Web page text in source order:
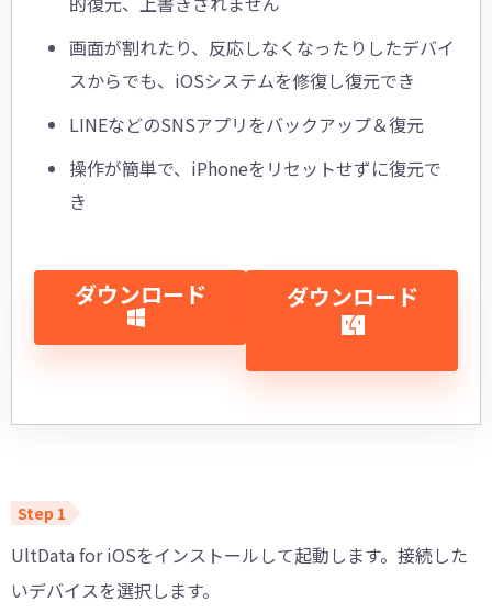
画面が割れたり、反応しなくなったりしたデバイ
スからでも、iOSシステムを修復し復元でき
LINEなどのSNSアプリをバックアップ＆復元
操作が簡単で、iPhoneをリセットせずに復元で
き
ダウンロード ダウンロード
UltData for iOSをインストールして起動します。接続した
いデバイスを選択します。